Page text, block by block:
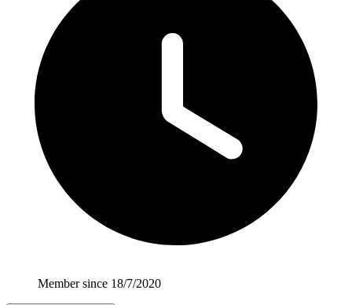
Member since 18/7/2020